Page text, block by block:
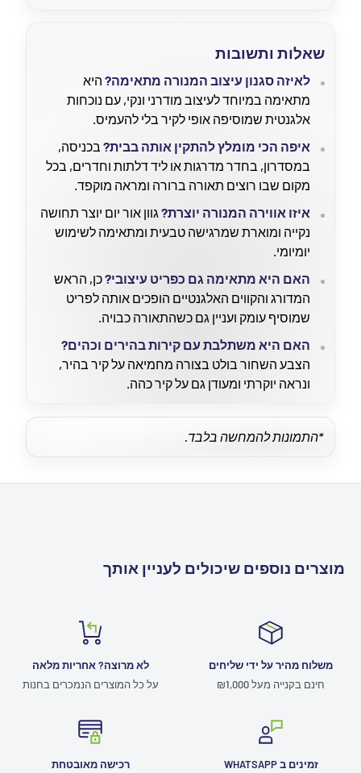
שאלות ותשובות
לאיזה סגנון עיצוב המנורה מתאימה? היא
מתאימה במיוחד לעיצוב מודרני ונקי, עם נוכחות
אלגנטית שמוסיפה אופי לקיר בלי להעמיס.
איפה הכי מומלץ להתקין אותה בבית? בכניסה,
במסדרון, בחדר מדרגות או ליד דלתות וחדרים, בכל
מקום שבו רוצים תאורה ברורה ומראה מוקפד.
איזו אווירה המנורה יוצרת? גוון אור יום יוצר תחושה
נקייה ומוארת שמרגישה טבעית ומתאימה לשימוש
יומיומי.
האם היא מתאימה גם כפריט עיצובי?כן, הראש
המדורג והקווים האלגנטיים הופכים אותה לפריט
שמוסיף עומק ועניין גם כשהתאורה כבויה.
האם היא משתלבת עם קירות בהירים וכהים?
הצבע השחור בולט בצורה מחמיאה על קיר בהיר,
ונראה יוקרתי ומעודן גם על קיר כהה.
*התמונות להמחשה בלבד.
מוצרים נוספים שיכולים לעניין אותך
משלוח מהיר על ידי שליחים
חינם בקנייה מעל ₪1,000
לא מרוצה? אחריות מלאה
על כל המוצרים הנמכרים בחנות
זמינים ב WHATSAPP
רכישה מאובטחת